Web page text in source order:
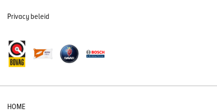
Privacy beleid
HOME